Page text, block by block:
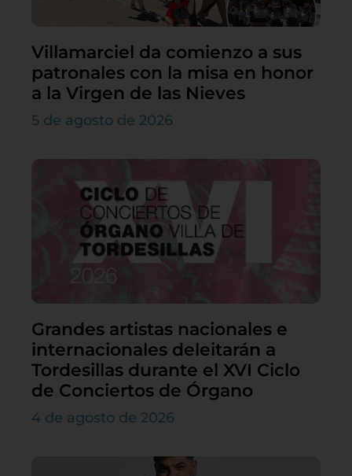
Villamarciel da comienzo a sus
patronales con la misa en honor
a la Virgen de las Nieves
5 de agosto de 2026
Grandes artistas nacionales e
internacionales deleitarán a
Tordesillas durante el XVI Ciclo
de Conciertos de Órgano
4 de agosto de 2026